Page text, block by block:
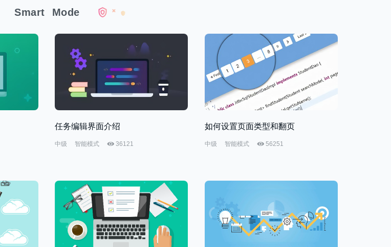
Smart Mode
任务编辑界面介绍
中级 智能模式 36121
如何设置页面类型和翻页
中级 智能模式 56251